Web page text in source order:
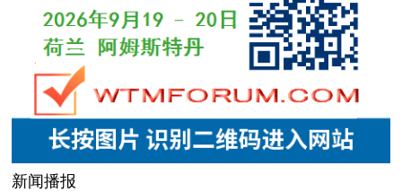
新闻播报